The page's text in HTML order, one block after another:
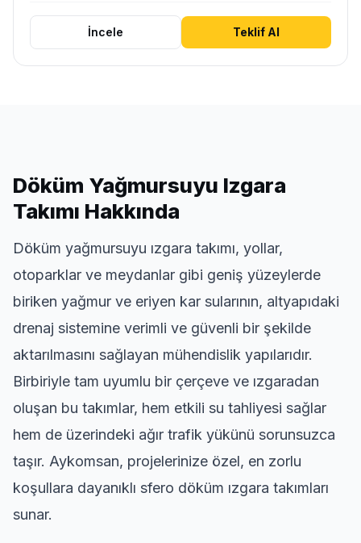
İncele Teklif Al
Döküm Yağmursuyu Izgara
Takımı Hakkında
Döküm yağmursuyu ızgara takımı, yollar,
otoparklar ve meydanlar gibi geniş yüzeylerde
biriken yağmur ve eriyen kar sularının, altyapıdaki
drenaj sistemine verimli ve güvenli bir şekilde
aktarılmasını sağlayan mühendislik yapılarıdır.
Birbiriyle tam uyumlu bir çerçeve ve ızgaradan
oluşan bu takımlar, hem etkili su tahliyesi sağlar
hem de üzerindeki ağır trafik yükünü sorunsuzca
taşır. Aykomsan, projelerinize özel, en zorlu
koşullara dayanıklı sfero döküm ızgara takımları
sunar.